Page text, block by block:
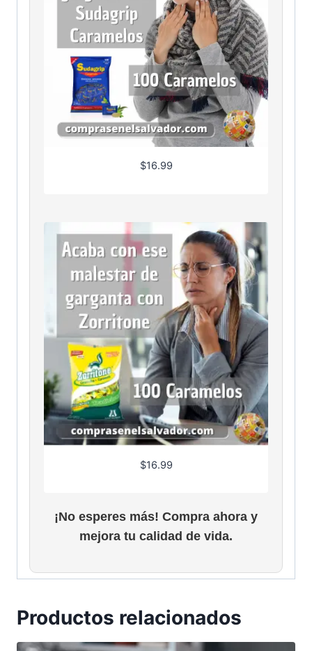
$16.99
$16.99
¡No esperes más! Compra ahora y
mejora tu calidad de vida.
Productos relacionados